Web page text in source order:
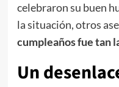
celebraron su buen
la situación, otros
cumpleaños fue tan
Un